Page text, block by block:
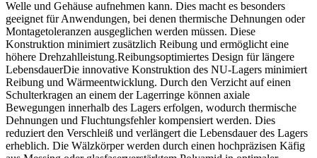
Welle und Gehäuse aufnehmen kann. Dies macht es besonders
geeignet für Anwendungen, bei denen thermische Dehnungen oder
Montagetoleranzen ausgeglichen werden müssen. Diese
Konstruktion minimiert zusätzlich Reibung und ermöglicht eine
höhere Drehzahlleistung.Reibungsoptimiertes Design für längere
LebensdauerDie innovative Konstruktion des NU-Lagers minimiert
Reibung und Wärmeentwicklung. Durch den Verzicht auf einen
Schulterkragen an einem der Lagerringe können axiale
Bewegungen innerhalb des Lagers erfolgen, wodurch thermische
Dehnungen und Fluchtungsfehler kompensiert werden. Dies
reduziert den Verschleiß und verlängert die Lebensdauer des Lagers
erheblich. Die Wälzkörper werden durch einen hochpräzisen Käfig